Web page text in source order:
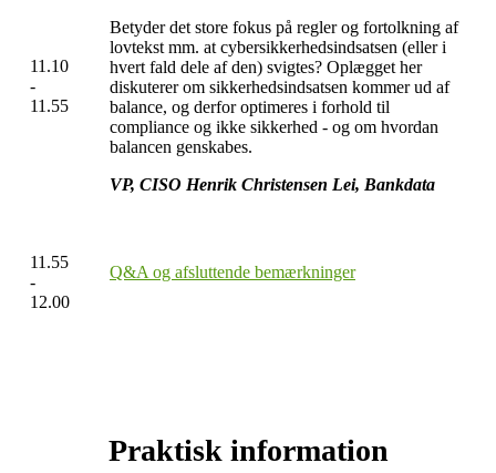
11.10
-
11.55
Betyder det store fokus på regler og fortolkning af
lovtekst mm. at cybersikkerhedsindsatsen (eller i
hvert fald dele af den) svigtes? Oplægget her
diskuterer om sikkerhedsindsatsen kommer ud af
balance, og derfor optimeres i forhold til
compliance og ikke sikkerhed - og om hvordan
balancen genskabes.
VP, CISO Henrik Christensen Lei, Bankdata
11.55
-
12.00
Q&A og afsluttende bemærkninger
Praktisk information